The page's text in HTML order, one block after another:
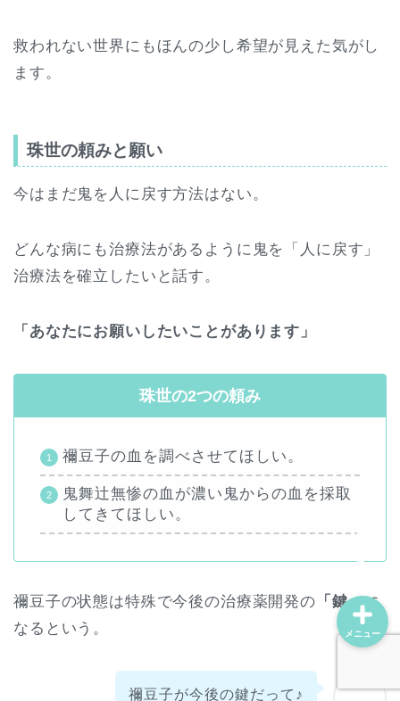
救われない世界にもほんの少し希望が見えた気がし
ます。
珠世の頼みと願い
今はまだ鬼を人に戻す方法はない。
どんな病にも治療法があるように鬼を「人に戻す」
治療法を確立したいと話す。
「あなたにお願いしたいことがあります」
珠世の2つの頼み
禰豆子の血を調べさせてほしい。
鬼舞辻無惨の血が濃い鬼からの血を採取
してきてほしい。
禰豆子の状態は特殊で今後の治療薬開発の 「鍵」に
なるという。
禰豆子が今後の鍵だって♪
メニュー
プロフィール
動画配信サービス